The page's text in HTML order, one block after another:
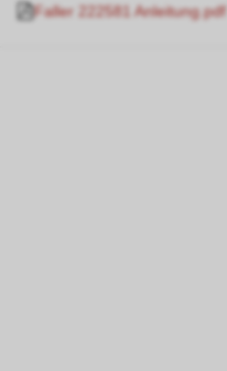
Faller 222581 Anleitung.pdf